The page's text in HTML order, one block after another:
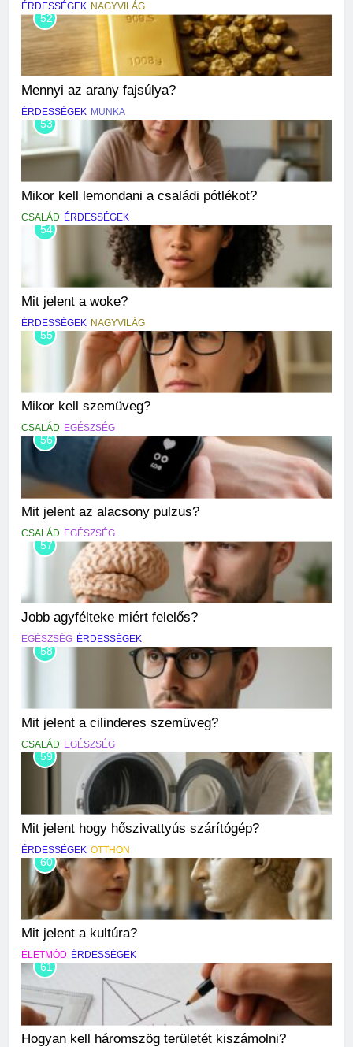
ÉRDESSÉGEK NAGYVILÁG
52
Mennyi az arany fajsúlya?
ÉRDESSÉGEK MUNKA
53
Mikor kell lemondani a családi pótlékot?
CSALÁD ÉRDESSÉGEK
54
Mit jelent a woke?
ÉRDESSÉGEK NAGYVILÁG
55
Mikor kell szemüveg?
CSALÁD EGÉSZSÉG
56
Mit jelent az alacsony pulzus?
CSALÁD EGÉSZSÉG
57
Jobb agyfélteke miért felelős?
EGÉSZSÉG ÉRDESSÉGEK
58
Mit jelent a cilinderes szemüveg?
CSALÁD EGÉSZSÉG
59
Mit jelent hogy hőszivattyús szárítógép?
ÉRDESSÉGEK OTTHON
60
Mit jelent a kultúra?
ÉLETMÓD ÉRDESSÉGEK
61
Hogyan kell háromszög területét kiszámolni?